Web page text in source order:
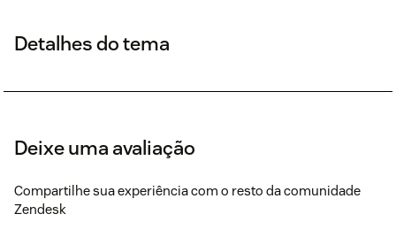
Detalhes do tema
Deixe uma avaliação
Compartilhe sua experiência com o resto da comunidade
Zendesk